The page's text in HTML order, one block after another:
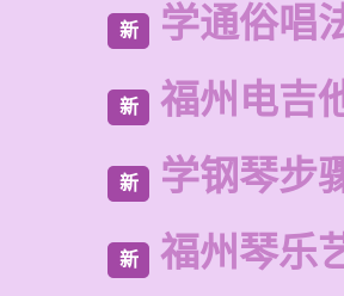
新 学通俗唱
新 福州电吉
新 学钢琴步
新 福州琴乐